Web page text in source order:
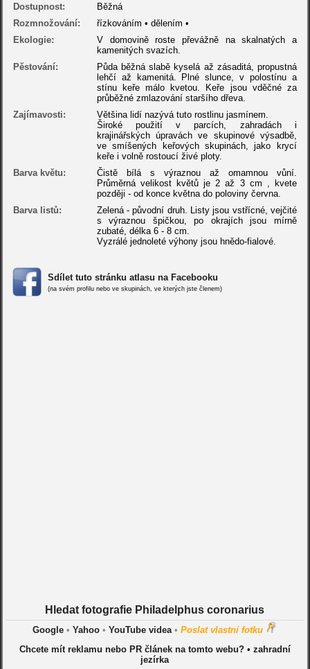
Dostupnost:
Běžná
Rozmnožování:
řízkováním • dělením •
Ekologie:
V domovině roste převážně na skalnatých a
kamenitých svazích.
Pěstování:
Půda běžná slabě kyselá až zásaditá, propustná
lehčí až kamenitá. Plné slunce, v polostínu a
stínu keře málo kvetou. Keře jsou vděčné za
průběžné zmlazování staršího dřeva.
Zajímavosti:
Většina lidí nazývá tuto rostlinu jasmínem.
Široké použití v parcích, zahradách i
krajinářských úpravách ve skupinové výsadbě,
ve smíšených keřových skupinách, jako krycí
keře i volně rostoucí živé ploty.
Barva květu:
Čistě bílá s výraznou až omamnou vůní.
Průměrná velikost květů je 2 až 3 cm , kvete
později - od konce května do poloviny června.
Barva listů:
Zelená - původní druh. Listy jsou vstřícné, vejčité
s výraznou špičkou, po okrajích jsou mírně
zubaté, délka 6 - 8 cm.
Vyzrálé jednoleté výhony jsou hnědo-fialové.
Sdílet tuto stránku atlasu na Facebooku
(na svém profilu nebo ve skupinách, ve kterých jste členem)
Hledat fotografie Philadelphus coronarius
Google •Yahoo •YouTube videa •Poslat vlastní fotku
Chcete mít reklamu nebo PR článek na tomto webu?• zahradní
jezírka